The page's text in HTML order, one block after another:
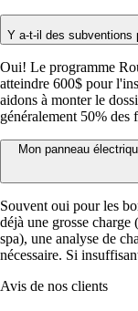
Y a-t-il des subventions
Oui! Le programme
atteindre 600$ pour
aidons à monter le
généralement 50% des
Mon panneau
Souvent oui pour les
déjà une grosse
spa), une analyse de
nécessaire. Si
Avis de nos clients